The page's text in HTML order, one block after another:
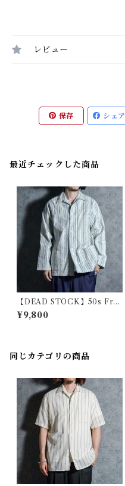
レビュー
保存 シェア
最近チェックした商品
【DEAD STOCK】50s Fren
ch Army Sleeping Shirt Blu
e フランス軍 スリーピング シ
¥9,800
同じカテゴリの商品